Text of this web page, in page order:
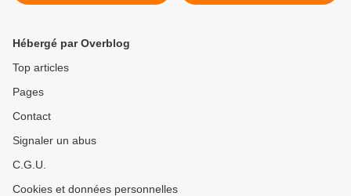
Hébergé par Overblog
Top articles
Pages
Contact
Signaler un abus
C.G.U.
Cookies et données personnelles